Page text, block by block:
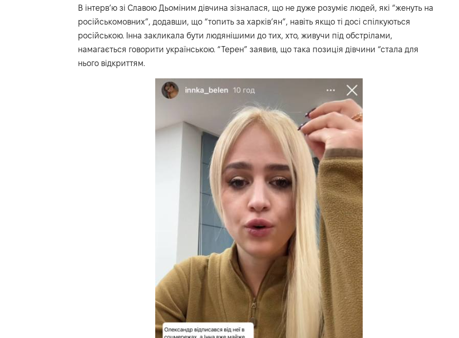
В інтерв’ю зі Славою Дьоміним дівчина зізналася, що не дуже розуміє людей, які “женуть на
російськомовних”, додавши, що “топить за харків’ян”, навіть якщо ті досі спілкуються
російською. Інна закликала бути людянішими до тих, хто, живучи під обстрілами,
намагається говорити українською. “Терен” заявив, що така позиція дівчини “стала для
нього відкриттям.